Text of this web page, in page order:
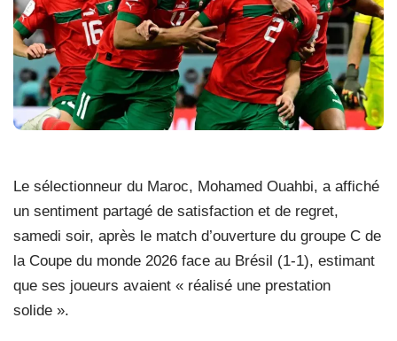
Le sélectionneur du Maroc, Mohamed Ouahbi, a affiché
un sentiment partagé de satisfaction et de regret,
samedi soir, après le match d’ouverture du groupe C de
la Coupe du monde 2026 face au Brésil (1-1), estimant
que ses joueurs avaient « réalisé une prestation
solide ».